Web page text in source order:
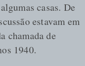
casas. De
estavam em
chamada de
1940.